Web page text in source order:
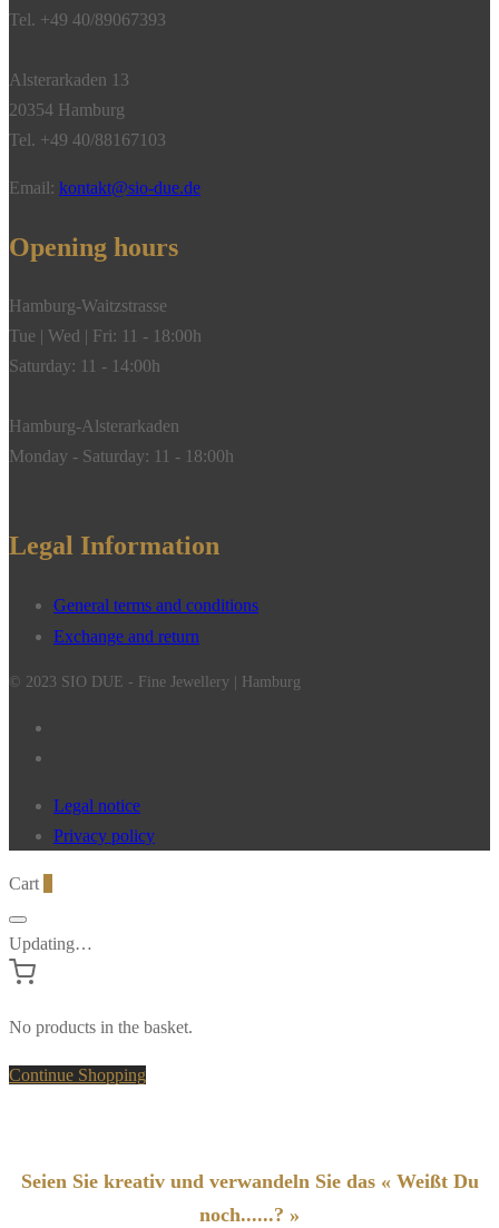
Tel. +49 40/89067393
Alsterarkaden 13
20354 Hamburg
Tel. +49 40/88167103
Email: kontakt@sio-due.de
Opening hours
Hamburg-Waitzstrasse
Tue | Wed | Fri: 11 - 18:00h
Saturday: 11 - 14:00h
Hamburg-Alsterarkaden
Monday - Saturday: 11 - 18:00h
Legal Information
General terms and conditions
Exchange and return
© 2023 SIO DUE - Fine Jewellery | Hamburg
Legal notice
Privacy policy
Cart
Updating…
No products in the basket.
Continue Shopping
Seien Sie kreativ und verwandeln Sie das « Weißt Du
noch......? »